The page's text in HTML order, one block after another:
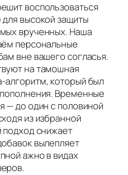
воспользоваться
высокой защиты
врученных. Наша
персональные
вне вашего согласья.
на тамошная
который был
Временные
— до один с половиной
из избранной
подход снижает
вылепляет
ажно в видах